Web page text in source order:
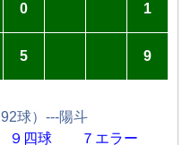
0 1
5 9
）---陽斗
四球
７エラー